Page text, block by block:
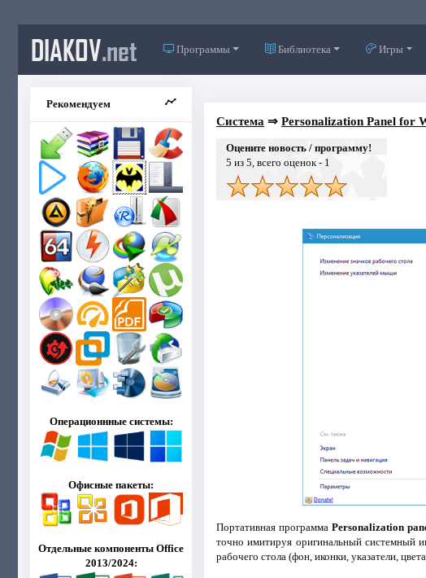
DIAKOV.net Программы Библиотека Игры
Рекомендуем
Операционнные системы:
Офисные пакеты:
Отдельные компоненты Office
2013/2024:
Система ⇒ Personalization Panel for
Оцените новость / программу!
5 из 5, всего оценок - 1
Портативная программаPersonalization
точно имитируя оригинальный системный
рабочего стола (фон, иконки, указатели,